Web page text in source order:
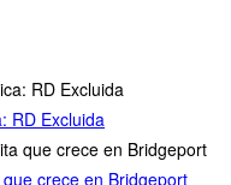
RD Excluida
crece en Bridgeport